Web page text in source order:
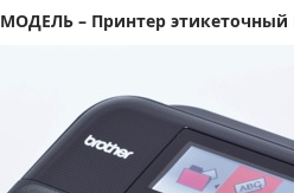
МОДЕЛЬ – Принтер этикеточный